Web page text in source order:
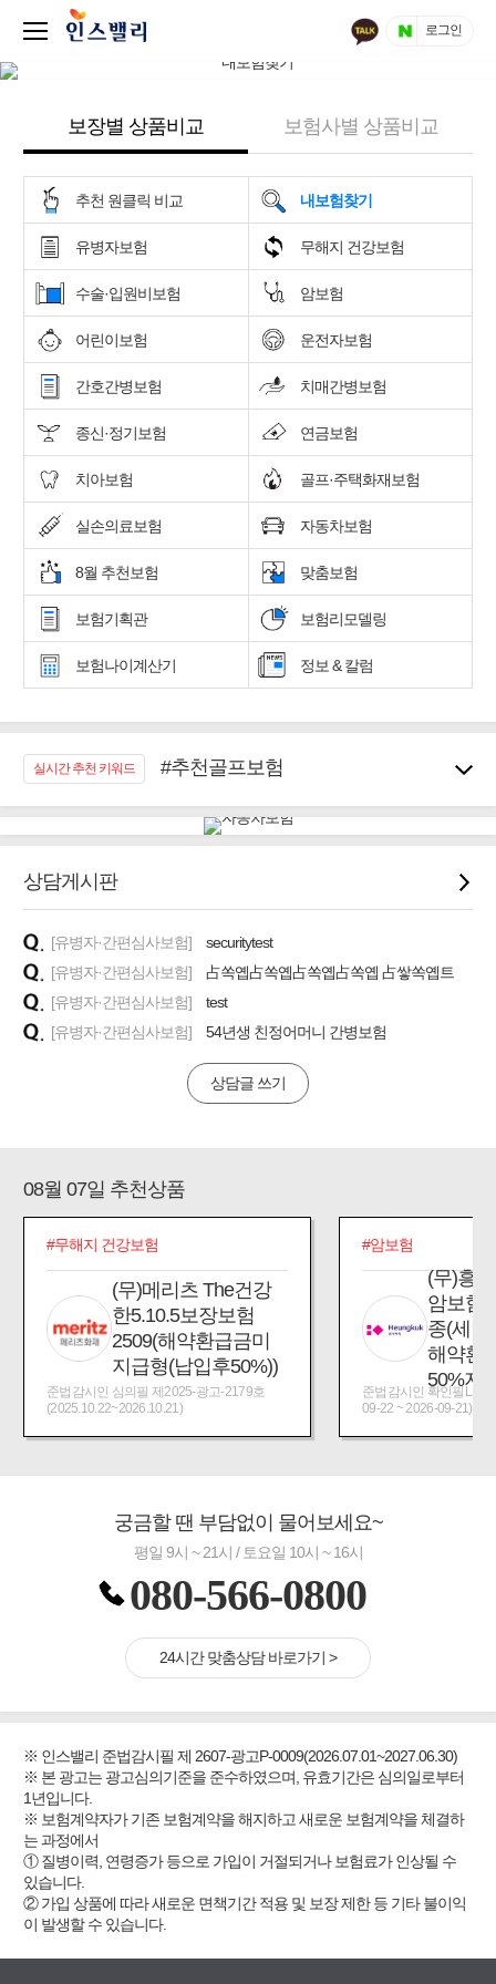
로그인
보장별 상품비교 보험사별 상품비교
추천 원클릭 비교 내보험찾기
유병자보험 무해지 건강보험
수술·입원비보험 암보험
어린이보험 운전자보험
간호간병보험 치매간병보험
종신·정기보험 연금보험
치아보험 골프·주택화재보험
실손의료보험 자동차보험
8월 추천보험 맞춤보험
보험기획관 보험리모델링
보험나이계산기 정보 & 칼럼
실시간 추천 키워드
#추천골프보험
#노후대비 연금재테크!
#교통사고대비 운전자보험
#무해지 건강보험
#바뀌기전에 4세대 가입
상담게시판
[유병자·간편심사보험]
securitytest
[유병자·간편심사보험]
占쏙옙占쏙옙占쏙옙占쏙옙 占쌓쏙옙트
[유병자·간편심사보험]
test
[유병자·간편심사보험]
54년생 친정어머니 간병보험
상담글 쓰기
08월 07일 추천상품
#암보험
(무)흥Good 모두담은
암보험Plus(25.07):1
종(세만기형)(납입후
해약환급금지급형의
50%지급형)
준법감시인 확인필L250922-09-72 (2025-
09-22 ~ 2026-09-21)
#어린이보험
(무)프
강할때
어람플
2607:
약(납입
50%))
준법감시인확인필_제
궁금할 땐 부담없이 물어보세요~
평일 9시 ~ 21시 / 토요일 10시 ~ 16시
080-566-0800
24시간 맞춤상담 바로가기 >
※ 인스밸리 준법감시필 제 2607-광고P-0009(2026.07.01~2027.06.30)
※ 본 광고는 광고심의기준을 준수하였으며, 유효기간은 심의일로부터
1년입니다.
※ 보험계약자가 기존 보험계약을 해지하고 새로운 보험계약을 체결하
는 과정에서
① 질병이력, 연령증가 등으로 가입이 거절되거나 보험료가 인상될 수
있습니다.
② 가입 상품에 따라 새로운 면책기간 적용 및 보장 제한 등 기타 불이익
이 발생할 수 있습니다.